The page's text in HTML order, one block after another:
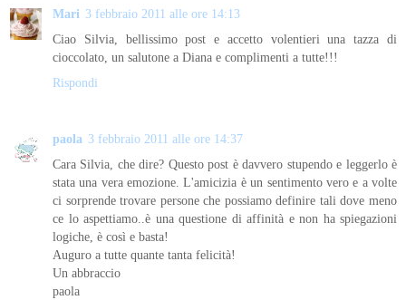
Mari 3 febbraio 2011 alle ore 14:13
Ciao Silvia, bellissimo post e accetto volentieri una tazza di
cioccolato, un salutone a Diana e complimenti a tutte!!!
Rispondi
paola 3 febbraio 2011 alle ore 14:37
Cara Silvia, che dire? Questo post è davvero stupendo e leggerlo è
stata una vera emozione. L'amicizia è un sentimento vero e a volte
ci sorprende trovare persone che possiamo definire tali dove meno
ce lo aspettiamo..è una questione di affinità e non ha spiegazioni
logiche, è così e basta!
Auguro a tutte quante tanta felicità!
Un abbraccio
paola